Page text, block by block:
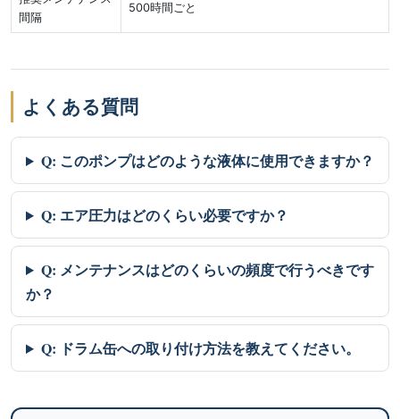
間隔
500時間ごと
よくある質問
Q: このポンプはどのような液体に使用できますか？
Q: エア圧力はどのくらい必要ですか？
Q: メンテナンスはどのくらいの頻度で行うべきです
か？
Q: ドラム缶への取り付け方法を教えてください。